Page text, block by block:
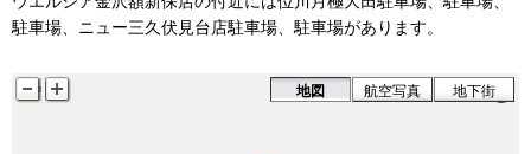
駐車場、ニュー三久伏見台店駐車場、駐車場があります。
地図 航空写真 地下街